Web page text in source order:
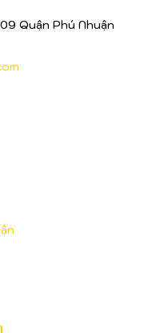
Quận Phú Nhuận